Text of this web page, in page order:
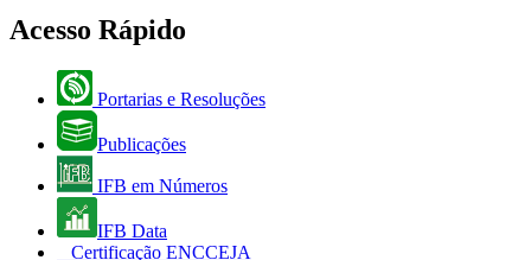
Acesso Rápido
Portarias e Resoluções
Publicações
IFB em Números
IFB Data
Certificação ENCCEJA